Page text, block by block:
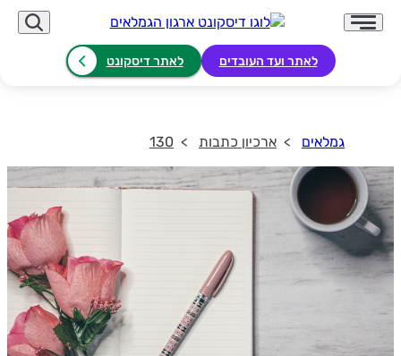
לאתר ועד העובדים לאתר דיסקונט
גמלאים ארכיון כתבות 130